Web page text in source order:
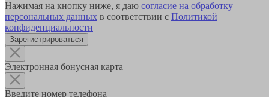
Нажимая на кнопку ниже, я даю согласие на обработку
персональных данных в соответствии с Политикой
конфиденциальности
Зарегистрироваться
Электронная бонусная карта
Введите номер телефона